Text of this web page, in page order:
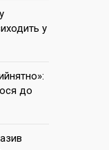
у
до